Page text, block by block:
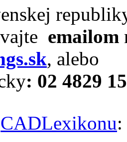
emailom
, alebo
: 02 4829
CADLexikonu: